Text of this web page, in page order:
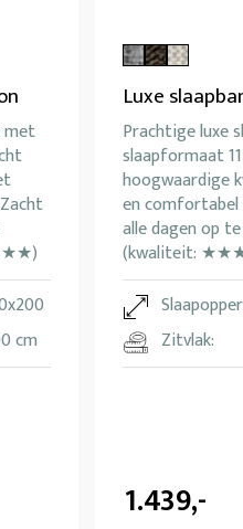
met
cm
Luxe
Prachtige luxe
slaapformaat
hoogwaardige
en
alle dagen op
(kwaliteit:
Zitvlak:
1.439,-